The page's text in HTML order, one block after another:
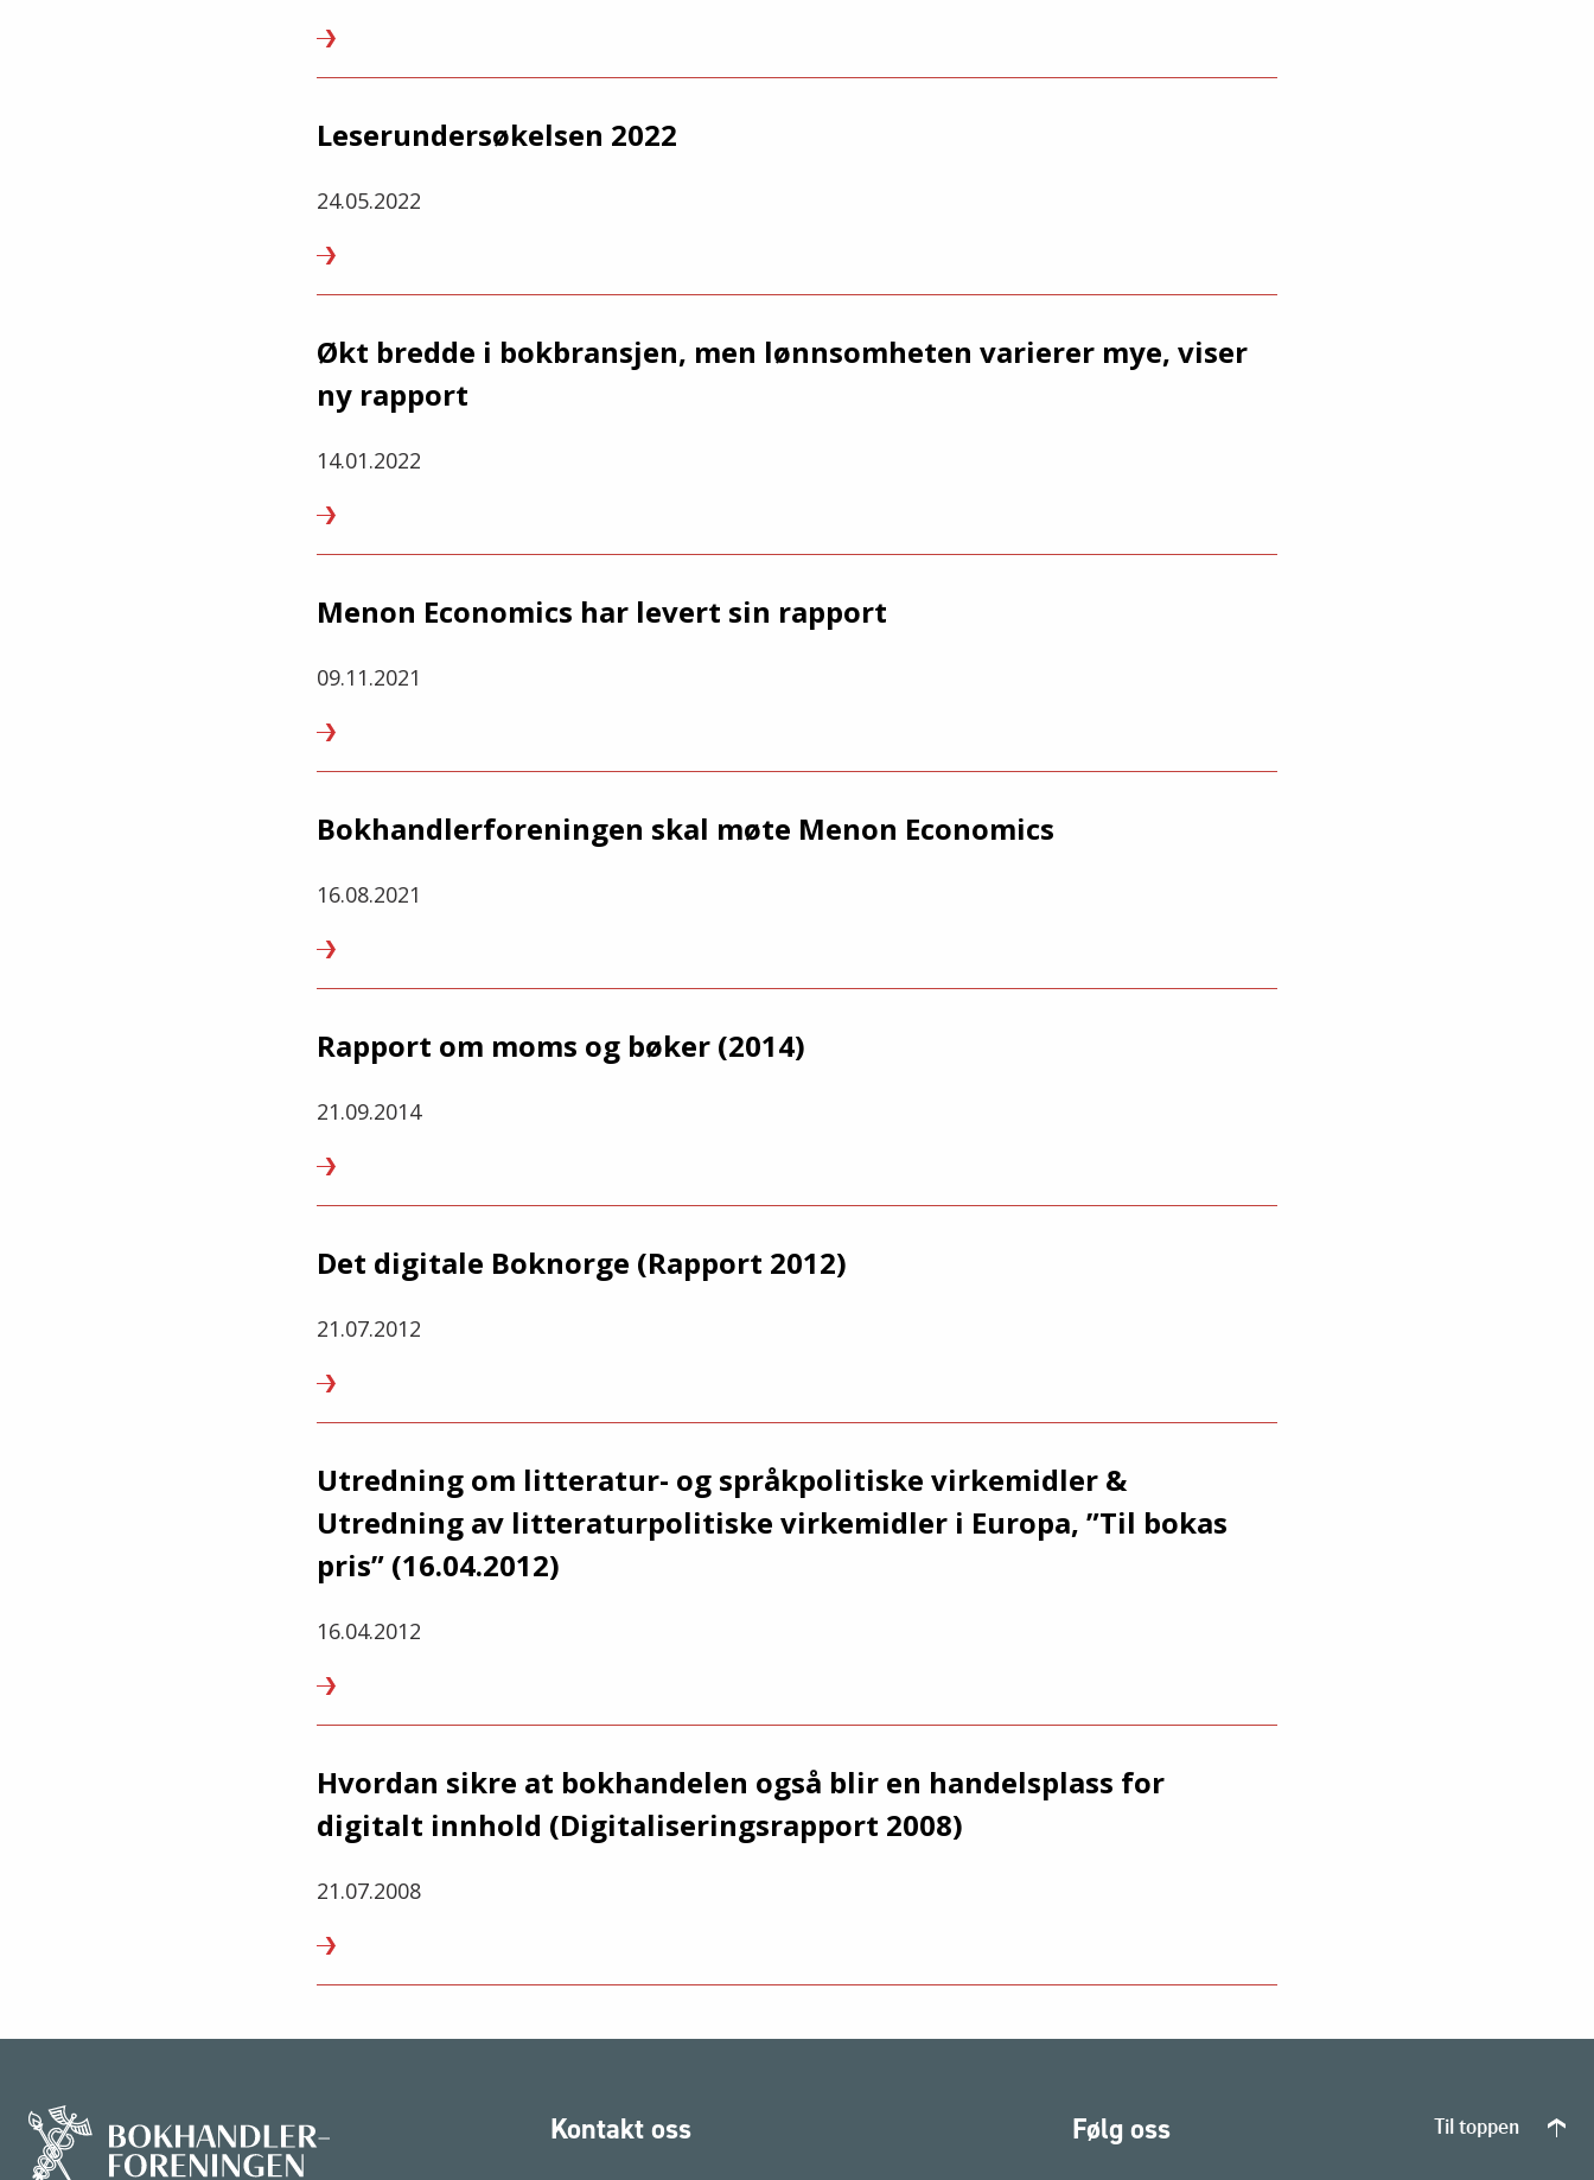
Leserundersøkelsen 2022
24.05.2022
Økt bredde i bokbransjen, men lønnsomheten varierer mye, viser
ny rapport
14.01.2022
Menon Economics har levert sin rapport
09.11.2021
Bokhandlerforeningen skal møte Menon Economics
16.08.2021
Rapport om moms og bøker (2014)
21.09.2014
Det digitale Boknorge (Rapport 2012)
21.07.2012
Utredning om litteratur- og språkpolitiske virkemidler &
Utredning av litteraturpolitiske virkemidler i Europa, ”Til bokas
pris” (16.04.2012)
16.04.2012
Hvordan sikre at bokhandelen også blir en handelsplass for
digitalt innhold (Digitaliseringsrapport 2008)
21.07.2008
Kontakt oss Følg oss Til toppen